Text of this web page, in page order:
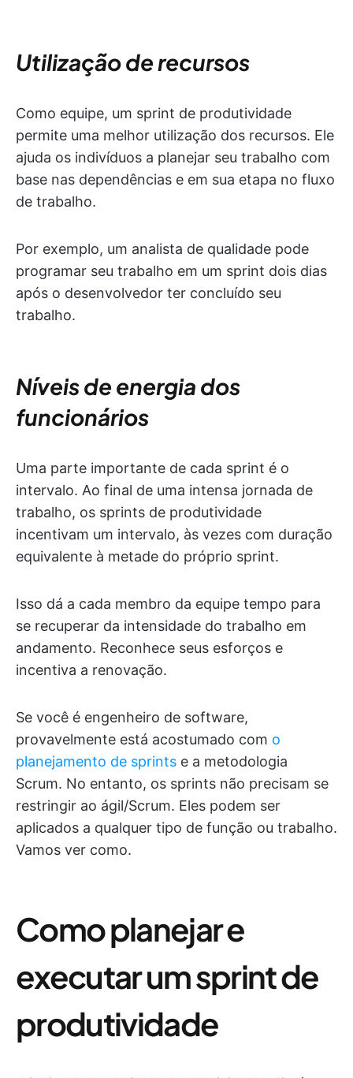
Utilização de recursos
Como equipe, um sprint de produtividade
permite uma melhor utilização dos recursos. Ele
ajuda os indivíduos a planejar seu trabalho com
base nas dependências e em sua etapa no fluxo
de trabalho.
Por exemplo, um analista de qualidade pode
programar seu trabalho em um sprint dois dias
após o desenvolvedor ter concluído seu
trabalho.
Níveis de energia dos
funcionários
Uma parte importante de cada sprint é o
intervalo. Ao final de uma intensa jornada de
trabalho, os sprints de produtividade
incentivam um intervalo, às vezes com duração
equivalente à metade do próprio sprint.
Isso dá a cada membro da equipe tempo para
se recuperar da intensidade do trabalho em
andamento. Reconhece seus esforços e
incentiva a renovação.
Se você é engenheiro de software,
provavelmente está acostumado com o
planejamento de sprints e a metodologia
Scrum. No entanto, os sprints não precisam se
restringir ao ágil/Scrum. Eles podem ser
aplicados a qualquer tipo de função ou trabalho.
Vamos ver como.
Como planejar e
executar um sprint de
produtividade